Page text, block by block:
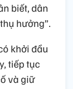
biết, dân
hưởng”.
khởi đầu
tiếp tục
và giữ